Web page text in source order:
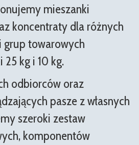
mieszanki
koncentraty dla różnych
towarowych
kg i 10 kg.
odbiorców oraz
pasze z własnych
szeroki zestaw
komponentów